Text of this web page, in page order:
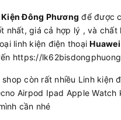
Đông Phương để được
nhất, giá cả hợp lý , và
linh kiện điện thoạiHuawei
https://
shop còn rất nhiều Linh kiện
Airpod Ipad Apple
cần nhé